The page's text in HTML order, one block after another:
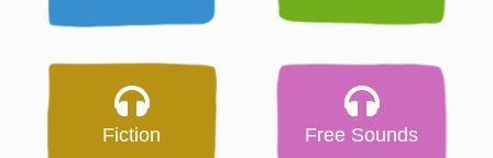
Fiction Free Sounds